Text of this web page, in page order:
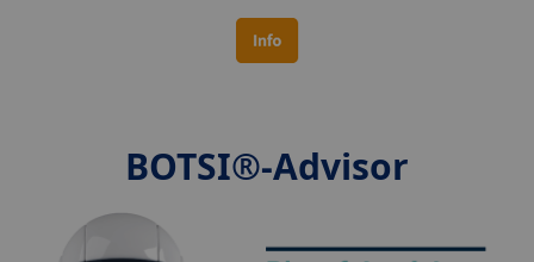
BOTSI®-Advisor